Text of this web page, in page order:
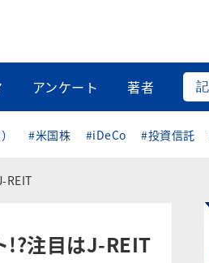
アンケート 著者
#米国株 #iDeCo #投資信託
REIT
!?注目はJ-REIT